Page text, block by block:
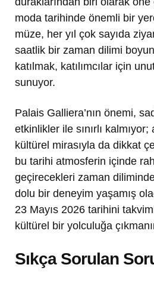
moda tarihinde önemli bir
müze, her yıl çok sayıda
saatlik bir zaman dilimi
katılmak, katılımcılar için
sunuyor.
Palais Galliera’nın önemi,
etkinlikler ile sınırlı
kültürel mirasıyla da dikkat
bu tarihi atmosferin içinde
geçirecekleri zaman
dolu bir deneyim yaşamış
23 Mayıs 2026 tarihini
kültürel bir yolculuğa
Sıkça Sorulan